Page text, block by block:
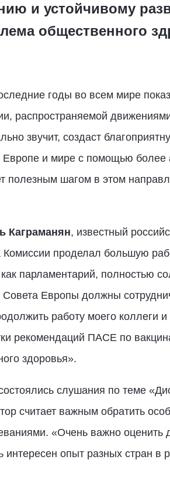
и устойчивому
общественного
годы во всем мире
распространяемой
звучит, создаст
и мире с помощью более
полезным шагом в этом
Каграманян, известный
проделал большую
парламентарий, полностью
Европы должны
работу моего коллеги
рекомендаций ПАСЕ по
здоровья».
слушания по теме
считает важным обратить
«Очень важно оценить
интересен опыт разных стран